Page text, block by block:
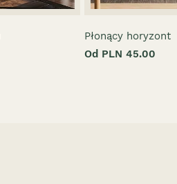
Płonący horyzont
Od PLN 45.00